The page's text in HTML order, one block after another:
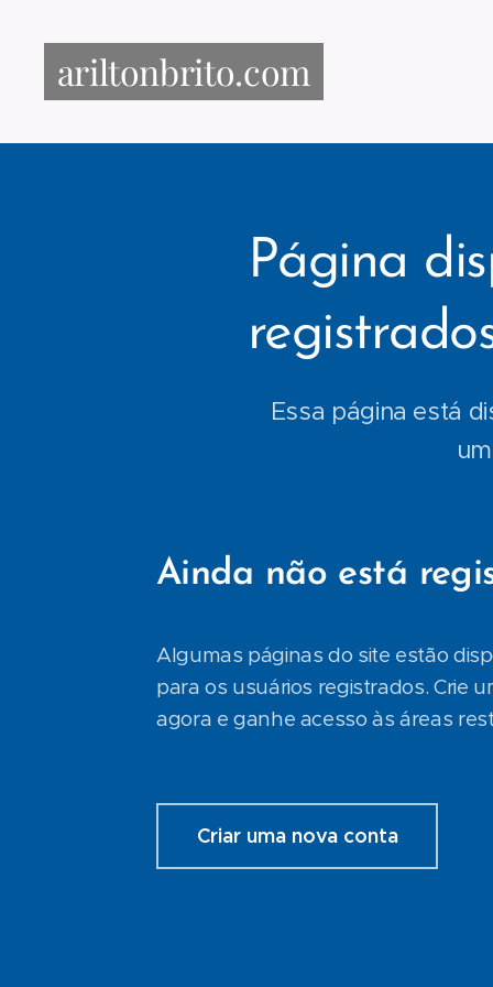
ariltonbrito.com
Página
Essa página está
Ainda não está
Algumas páginas do site estão
para os usuários registrados. Crie
agora e ganhe acesso às áreas
Criar uma nova conta